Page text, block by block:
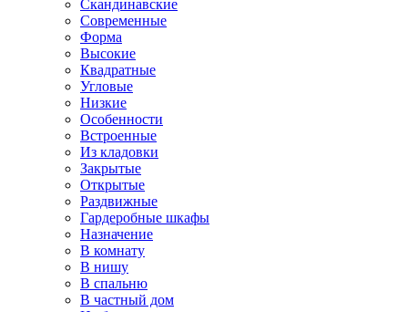
Скандинавские
Современные
Форма
Высокие
Квадратные
Угловые
Низкие
Особенности
Встроенные
Из кладовки
Закрытые
Открытые
Раздвижные
Гардеробные шкафы
Назначение
В комнату
В нишу
В спальню
В частный дом